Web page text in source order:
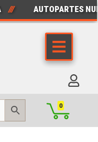
AUTOPARTES
0